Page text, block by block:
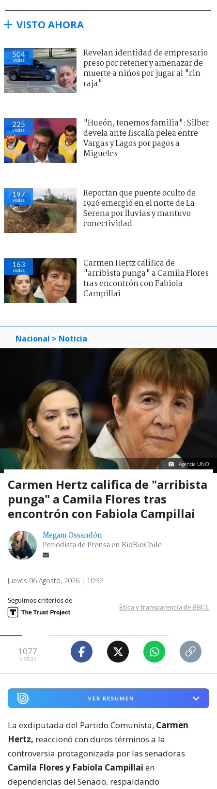
VISTO AHORA
504
visitas
Revelan identidad de empresario
preso por retener y amenazar de
muerte a niños por jugar al "rin
raja"
225
visitas
"Hueón, tenemos familia": Silber
devela ante fiscalía pelea entre
Vargas y Lagos por pagos a
Migueles
197
visitas
Reportan que puente oculto de
1926 emergió en el norte de La
Serena por lluvias y mantuvo
conectividad
163
visitas
Carmen Hertz califica de
"arribista punga" a Camila Flores
tras encontrón con Fabiola
Campillai
Nacional > Noticia
Agencia UNO
Carmen Hertz califica de "arribista
punga" a Camila Flores tras
encontrón con Fabiola Campillai
Megam Ossandón
Periodista de Prensa en BioBioChile
Jueves 06 Agosto, 2026 | 10:32
Seguimos criterios de
Ética y transparencia de BBCL
1077
visitas
VER RESUMEN
La exdiputada del Partido Comunista, Carmen
Hertz, reaccionó con duros términos a la
controversia protagonizada por las senadoras
Camila Flores y Fabiola Campillai en
dependencias del Senado, respaldando